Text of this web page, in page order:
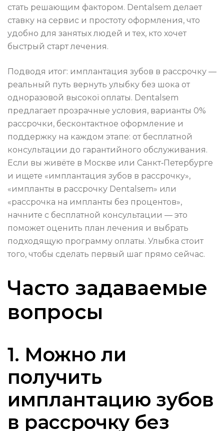
стать решающим фактором. Dentalsem делает
ставку на сервис и простоту оформления, что
удобно для занятых людей и тех, кто хочет
быстрый старт лечения.
Подводя итог: имплантация зубов в рассрочку —
реальный путь вернуть улыбку без шока от
одноразовой высокої оплаты. Dentalsem
предлагает прозрачные условия, варианты 0%
рассрочки, бесконтактное оформление и
поддержку на каждом этапе: от бесплатной
консультации до гарантийного обслуживания.
Если вы живёте в Москве или Санкт‑Петербурге
и ищете «имплантация зубов в рассрочку»,
«импланты в рассрочку Dentalsem» или
«рассрочка на импланты без процентов»,
начните с бесплатной консультации — это
поможет оценить план лечения и выбрать
подходящую программу оплаты. Улыбка стоит
того, чтобы сделать первый шаг прямо сейчас.
Часто задаваемые
вопросы
1. Можно ли
получить
имплантацию зубов
в рассрочку без